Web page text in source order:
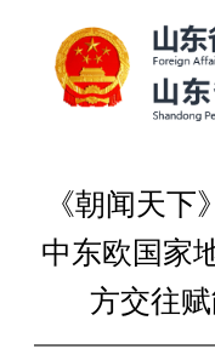
《朝闻天
中东欧国家
方交往